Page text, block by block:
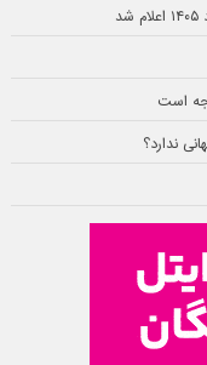
است
ندارد؟